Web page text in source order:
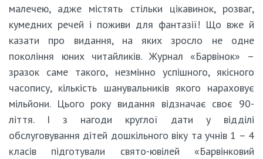
малечею, адже містять стільки цікавинок, розваг,
кумедних речей і поживи для фантазії! Що вже й
казати про видання, на яких зросло не одне
покоління юних читайликів. Журнал «Барвінок» –
зразок саме такого, незмінно успішного, якісного
часопису, кількість шанувальників якого нараховує
мільйони. Цього року видання відзначає своє 90-
ліття. І з нагоди круглої дати у відділі
обслуговування дітей дошкільного віку та учнів 1 – 4
класів підготували свято-ювілей «Барвінковий